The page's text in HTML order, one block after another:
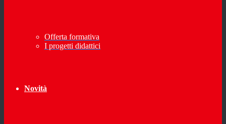
Offerta formativa
I progetti didattici
Novità